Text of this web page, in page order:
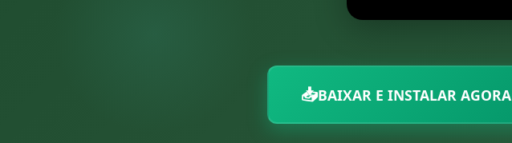
📥BAIXAR E INSTALAR AGORA